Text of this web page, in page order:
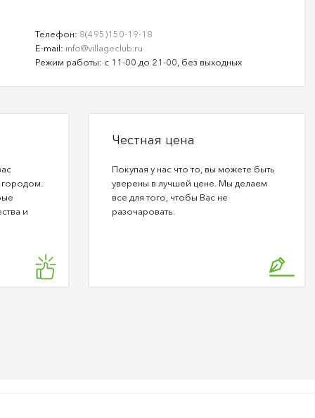
Телефон: 8(495)150-19-18
E-mail: info@villageclub.ru
Режим работы: с 11-00 до 21-00, без выходных
и
Честная цена
Покупая у нас что то, вы можете быть
уверены в лучшей цене. Мы делаем
все для того, чтобы Вас не
разочаровать.